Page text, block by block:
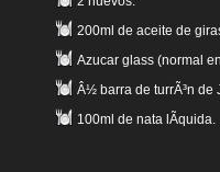
200ml de aceite de
Azucar glass (normal
Â½ barra de turrÃ³n de
100ml de nata lÃ­quida.